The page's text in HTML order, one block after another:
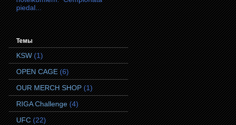
piedal...
Темы
KSW (1)
OPEN CAGE (6)
OUR MERCH SHOP (1)
RIGA Challenge (4)
UFC (22)